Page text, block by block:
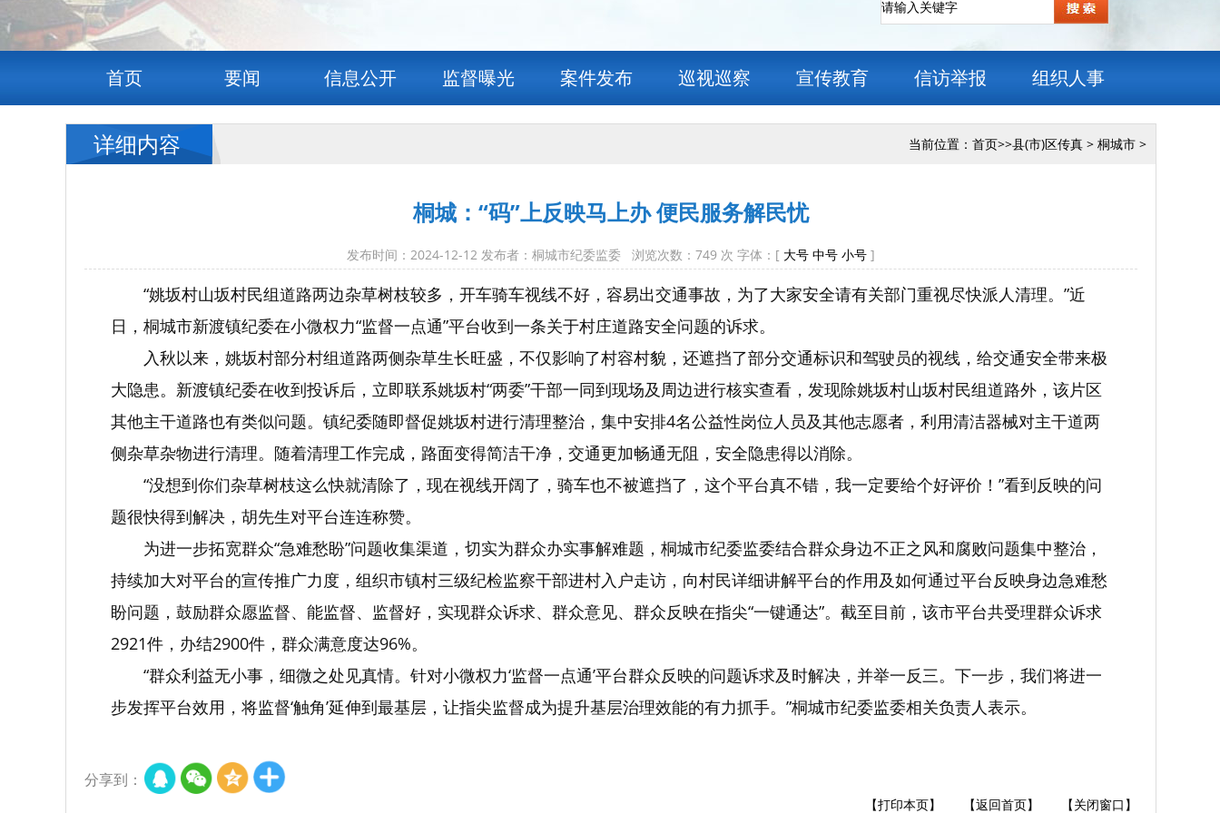
首页 要闻 信息公开 监督曝光 案件发布 巡视巡察 宣传教育 信访举报 组织人事
当前位置： 首页>>县(市)区传真 > 桐城市 >
详细内容
桐城：“码”上反映马上办 便民服务解民忧
发布时间：2024-12-12 发布者：桐城市纪委监委 浏览次数： 749 次 字体：[ 大号 中号 小号 ]
“姚坂村山坂村民组道路两边杂草树枝较多，开车骑车视线不好，容易出交通事故，为了大家安全请有关部门重视尽快派人清理。”近
日，桐城市新渡镇纪委在小微权力“监督一点通”平台收到一条关于村庄道路安全问题的诉求。
入秋以来，姚坂村部分村组道路两侧杂草生长旺盛，不仅影响了村容村貌，还遮挡了部分交通标识和驾驶员的视线，给交通安全带来极
大隐患。新渡镇纪委在收到投诉后，立即联系姚坂村“两委”干部一同到现场及周边进行核实查看，发现除姚坂村山坂村民组道路外，该片区
其他主干道路也有类似问题。镇纪委随即督促姚坂村进行清理整治，集中安排4名公益性岗位人员及其他志愿者，利用清洁器械对主干道两
侧杂草杂物进行清理。随着清理工作完成，路面变得简洁干净，交通更加畅通无阻，安全隐患得以消除。
“没想到你们杂草树枝这么快就清除了，现在视线开阔了，骑车也不被遮挡了，这个平台真不错，我一定要给个好评价！”看到反映的问
题很快得到解决，胡先生对平台连连称赞。
为进一步拓宽群众“急难愁盼”问题收集渠道，切实为群众办实事解难题，桐城市纪委监委结合群众身边不正之风和腐败问题集中整治，
持续加大对平台的宣传推广力度，组织市镇村三级纪检监察干部进村入户走访，向村民详细讲解平台的作用及如何通过平台反映身边急难愁
盼问题，鼓励群众愿监督、能监督、监督好，实现群众诉求、群众意见、群众反映在指尖“一键通达”。截至目前，该市平台共受理群众诉求
2921件，办结2900件，群众满意度达96%。
“群众利益无小事，细微之处见真情。针对小微权力‘监督一点通’平台群众反映的问题诉求及时解决，并举一反三。下一步，我们将进一
步发挥平台效用，将监督‘触角’延伸到最基层，让指尖监督成为提升基层治理效能的有力抓手。”桐城市纪委监委相关负责人表示。
分享到：
【打印本页】 【返回首页】 【关闭窗口】